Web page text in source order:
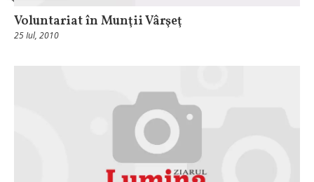
Voluntariat în Munţii Vârşeţ
25 Iul, 2010